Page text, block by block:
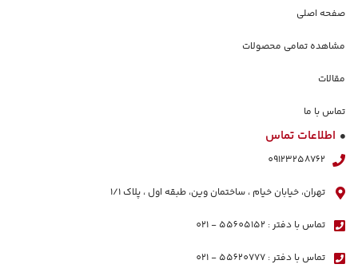
صفحه اصلی
مشاهده تمامی محصولات
مقالات
تماس با ما
اطلاعات تماس
09123258762
تهران، خیابان خیام ، ساختمان وین، طبقه اول ، پلاک ١/١
تماس با دفتر : 55605152 - 021
تماس با دفتر : 55620777 - 021